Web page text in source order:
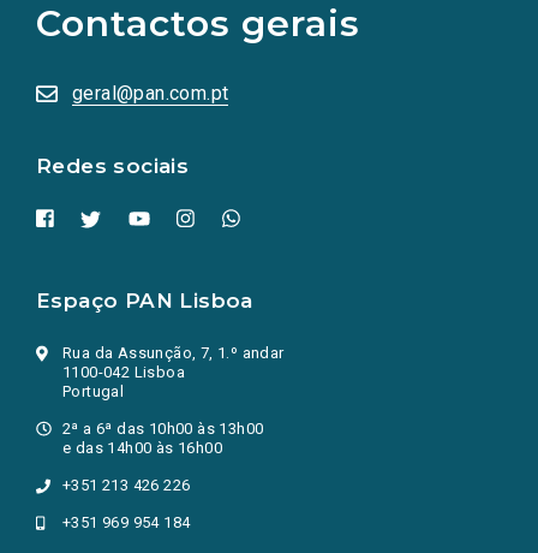
Contactos gerais
geral@pan.com.pt
Redes sociais
redes
sociais
numa
nova
Espaço PAN Lisboa
Rua da Assunção, 7, 1.º andar
1100-042 Lisboa
Portugal
2ª a 6ª das 10h00 às 13h00
e das 14h00 às 16h00
+351 213 426 226
+351 969 954 184